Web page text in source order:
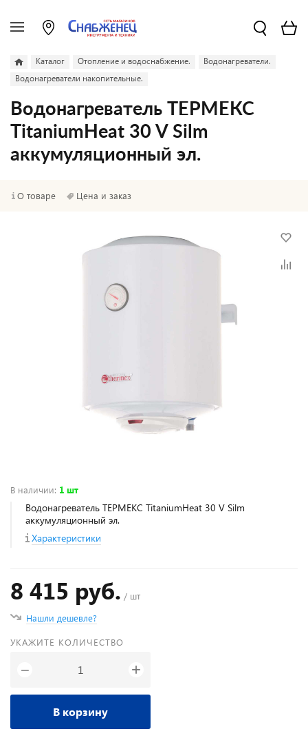
Каталог Отопление и водоснабжение.
Водонагреватели.
Водонагреватели накопительные.
Водонагреватель ТЕРМЕКС
TitaniumHeat 30 V Silm
аккумуляционный эл.
О товаре Цена и заказ
В наличии: 1 шт
Водонагреватель ТЕРМЕКС TitaniumHeat 30 V Silm
аккумуляционный эл.
Характеристики
8 415 руб. / шт
Нашли дешевле?
УКАЖИТЕ КОЛИЧЕСТВО
− +
В корзину